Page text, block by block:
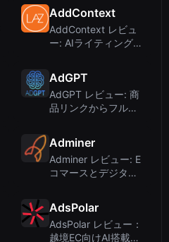
AddContext
AddContext レビュ
ー: AIライティングツ
AdGPT
AdGPT レビュー: 商
品リンクからフルキ
ター
Adminer
Adminer レビュー: E
コマースとデジタル
AdsPolar
AdsPolar レビュー：
越境EC向けAI搭載広